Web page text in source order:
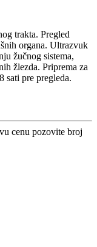
trakta. Pregled
organa. Ultrazvuk
žučnog sistema,
žlezda. Priprema za
sati pre pregleda.
cenu pozovite broj